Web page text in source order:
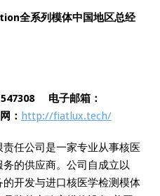
全系列模体中国地区总经
电子邮箱：
： http://fiatlux.tech/
责任公司是一家专业从事核医
的供应商。公司自成立以
开发与进口核医学检测模体